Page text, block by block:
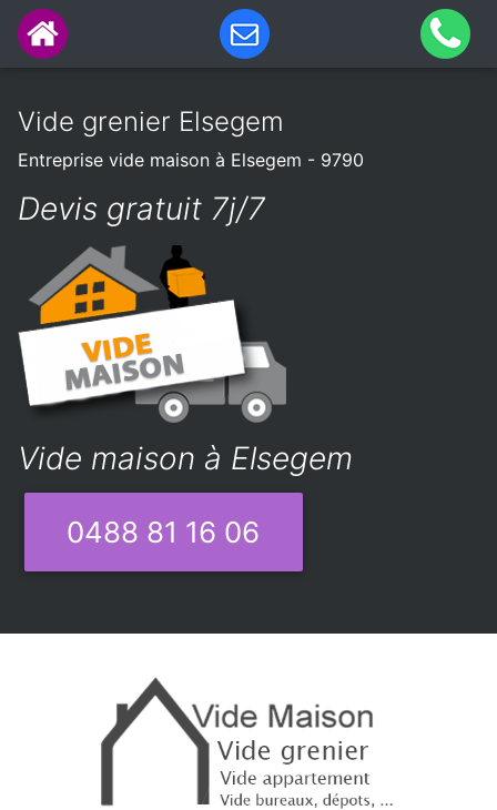
Vide grenier Elsegem
Entreprise vide maison à Elsegem - 9790
Devis gratuit 7j/7
Vide maison à Elsegem
0488 81 16 06